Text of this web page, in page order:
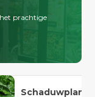
prachtige